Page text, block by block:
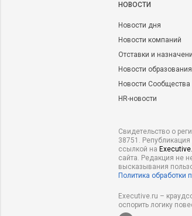
НОВОСТИ
Новости дня
Новости компаний
Отставки и
Новости образования
Новости Сообщества
HR-новости
Свидетельство о
38751.
ссылкой на
сайта. Редакция не
высказывания
Политика обработки
Executive.ru –
оспорить логику